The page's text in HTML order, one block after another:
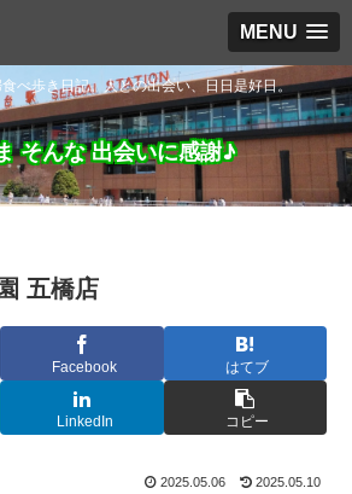
MENU
べ歩き日記。人との出会い、日日是好日。
そんな 出会いに感謝♪
五橋店
Facebook はてブ
LinkedIn コピー
2025.05.06 2025.05.10